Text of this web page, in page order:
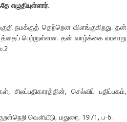
எழுதியுள்ளார்.
நமக்குத் தெற்றென விளங்குகிறது. தன்
பெற்றுள்ளன. தன் வாழ்க்கை வரலாறு
சிலப்பதிகாரத்தின், செல்விப் பதிப்பகம்,
வெளியீடு, மதுரை, 1971, ப-6.